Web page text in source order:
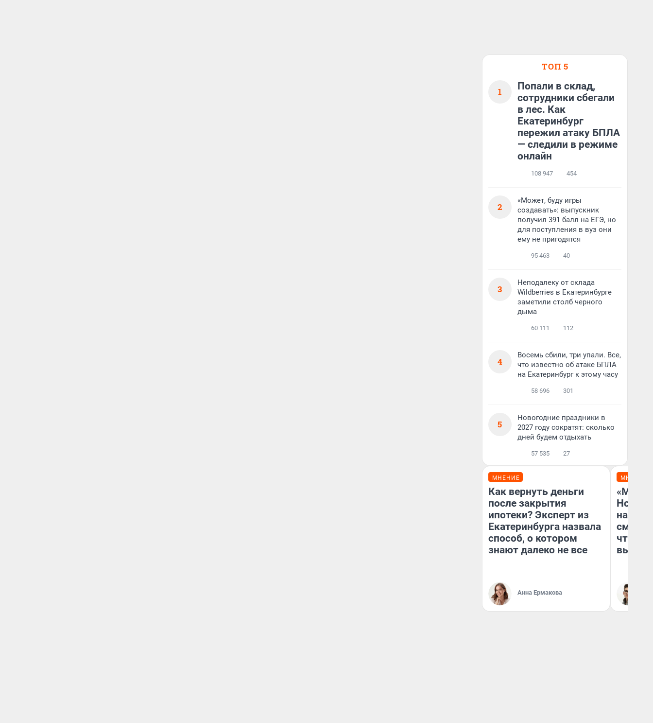
ТОП 5
1
Попали в склад,
сотрудники сбегали
в лес. Как
Екатеринбург
пережил атаку БПЛА
— следили в режиме
онлайн
108 947 454
2
«Может, буду игры
создавать»: выпускник
получил 391 балл на ЕГЭ, но
для поступления в вуз они
ему не пригодятся
95 463 40
3
Неподалеку от склада
Wildberries в Екатеринбурге
заметили столб черного
дыма
60 111 112
4
Восемь сбили, три упали. Все,
что известно об атаке БПЛА
на Екатеринбург к этому часу
58 696 301
5
Новогодние праздники в
2027 году сократят: сколько
дней будем отдыхать
57 535 27
МНЕНИЕ
Как вернуть деньги
после закрытия
ипотеки? Эксперт из
Екатеринбурга назвала
способ, о котором
знают далеко не все
Анна Ермакова
МНЕНИЕ
«Мы
чтобы